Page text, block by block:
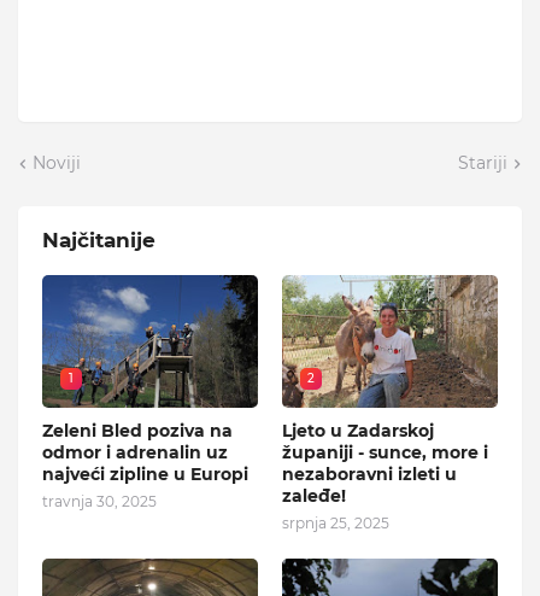
Noviji Stariji
Najčitanije
1
Zeleni Bled poziva na
odmor i adrenalin uz
najveći zipline u Europi
travnja 30, 2025
2
Ljeto u Zadarskoj
županiji - sunce, more i
nezaboravni izleti u
zaleđe!
srpnja 25, 2025